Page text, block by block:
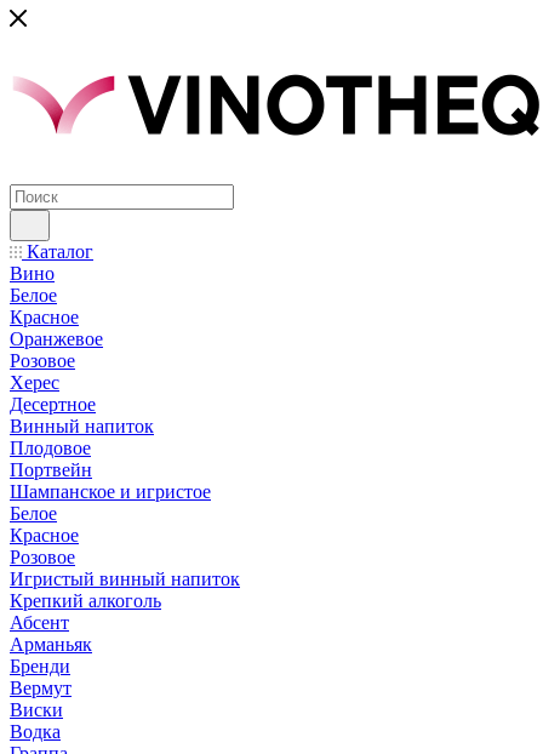
Каталог
Вино
Белое
Красное
Оранжевое
Розовое
Херес
Десертное
Винный напиток
Плодовое
Портвейн
Шампанское и игристое
Белое
Красное
Розовое
Игристый винный напиток
Крепкий алкоголь
Абсент
Арманьяк
Бренди
Вермут
Виски
Водка